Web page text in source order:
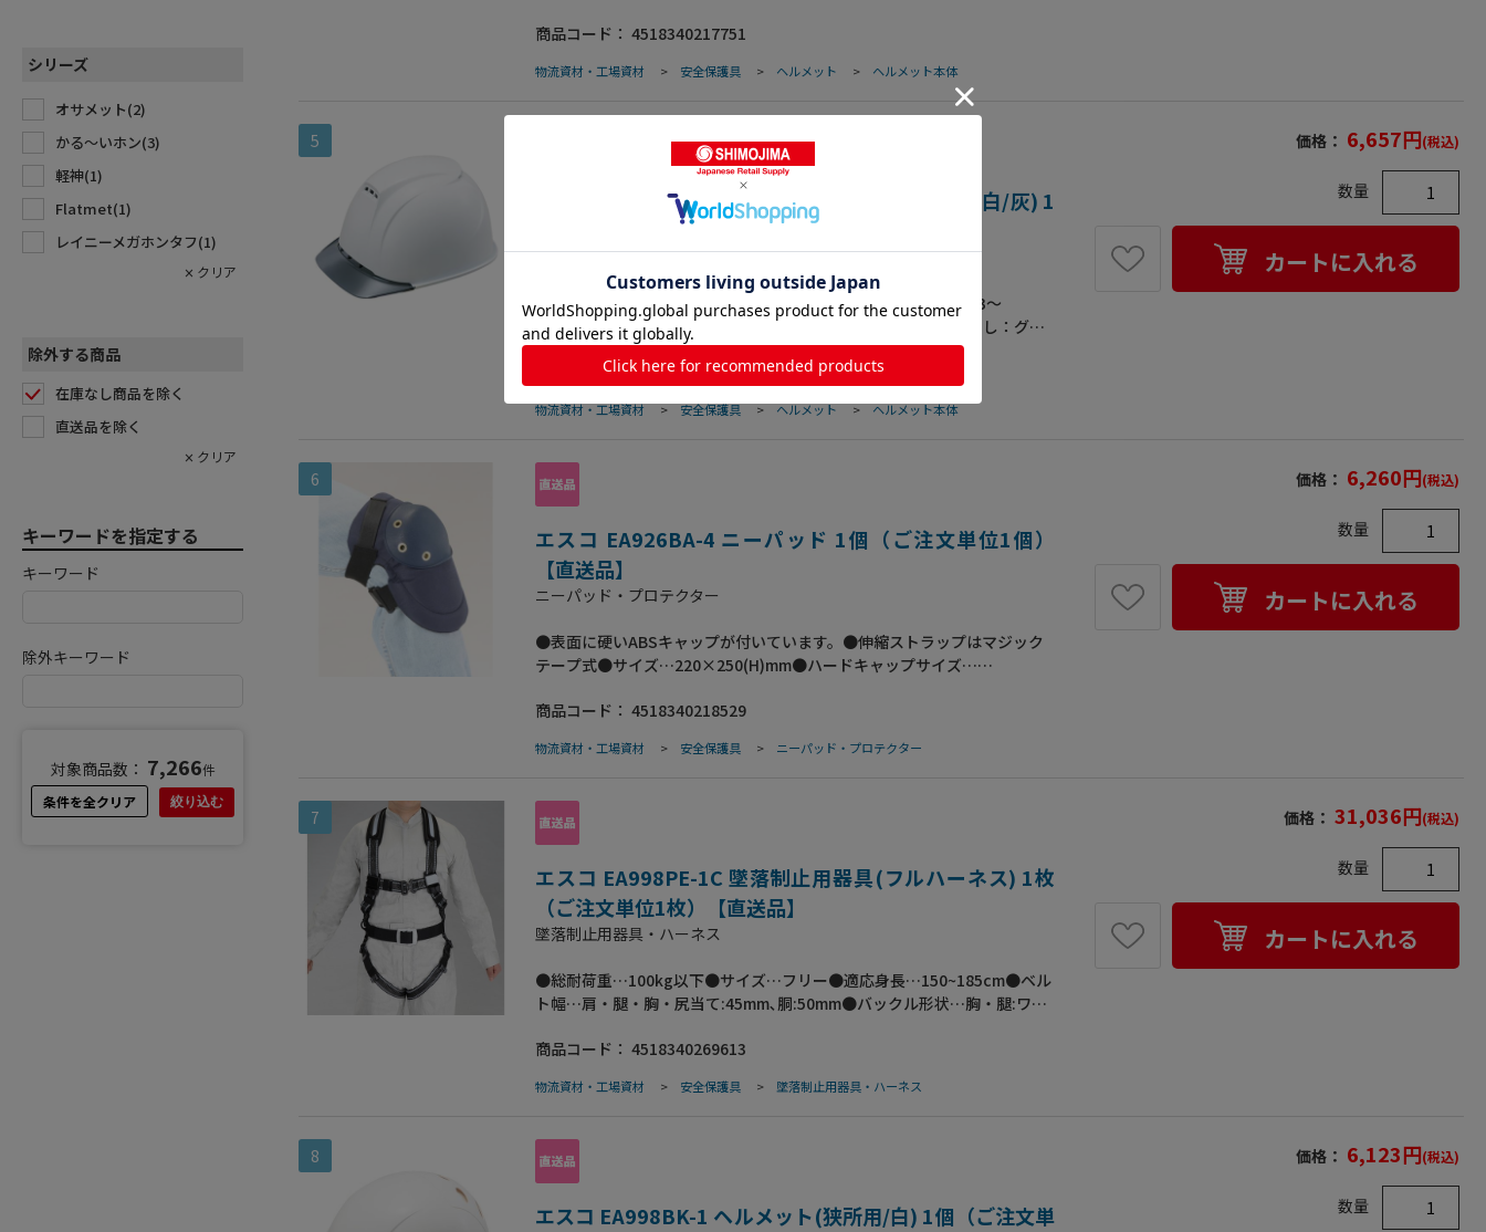
シリーズ
オサメット(2)
かる～いホン(3)
軽神(1)
Flatmet(1)
レイニーメガホンタフ(1)
除外する商品
在庫なし商品を除く
直送品を除く
キーワードを指定する
キーワード
除外キーワード
対象商品数： 7,266件
条件を全クリア
絞り込む
も・耳ひも付●発泡スチロール製の衝撃吸収ライナーがないヘルメットで
性が向上●発泡スチロール製の衝撃吸収ライナーと同等以上の性能を持つ
「ブロックライナー」搭載●内装交換がラクラク、新開発「サムリリース
を取り外せます。●「絶縁保護具等の定期自主検査」時にも便利●透明ひ
さし＋溝付きのスタイリッシュなデザイン●透明ひさしはクリア＆ワイド
な視界を確保します。●上向きの作業や天井高の低い作業などに力を発揮
します。また、紫外線もカットする目に優しい構造です。●透明ひさしと
費用別途必要）●ヘルメットマーク入れの見積り依頼書を添付していま
す。(2023/8/79025)
商品コード： 4518340217751
物流資材・工場資材 > 安全保護具 > ヘルメット > ヘルメット本体
5
エスコ EA998BJ-2 ヘルメット(遮熱・通気孔付・白/灰) 1
個（ご注文単位1個）【直送品】
ヘルメット本体
シリーズ…エアライト●商品名…飛翔スペシャル●頭サイズ…53～
63cm●重量…435g●カラー…本体：ホワイト（遮熱加工）ひさし：グレ
ー●材質…本体：ABSひさし：ポリカーボネート●厚生労働省保護帽検定
合格品●飛来・落下物、墜落時保護用●あごひも・耳ひも付●発泡スチロ
ール製の衝撃吸収ライナーがないヘルメットで墜落時保護用の検定を取得
●ヘルメット内部に空間が広がり、さらに通気性が向上●二重構造で雨水
ガードします。●発泡スチロール製の衝撃吸収ライナーと同等以上のブロ
ックライナーで、ヘルメット内部に空間が広がり通気性が向上しました。
頭部の熱・湿気も排出するため、蒸れにくくなっています。●直射日光を
反射し、ヘルメット内の温度上昇を抑制する「遮熱加工」を施したヘルメ
ットです。●エアライト＋遮熱加工で熱中症対策に最適です。●建設業労
働災害防止協会推奨品●10個以上の注文でネーム入れができます。（ネー
ム入れ費用別途必要）●ヘルメットマーク入れの見積り依頼書を添付して
商品コード：4518340217768
物流資材・工場資材>安全保護具>ヘルメット>ヘルメット本体
価格： 6,657円(税込)
数量
カートに入れる
6
エスコ EA926BA-4 ニーパッド 1個（ご注文単位1個）
【直送品】
ニーパッド・プロテクター
●表面に硬いABSキャップが付いています。●伸縮ストラップはマジック
テープ式●サイズ…220×250(H)mm●ハードキャップサイズ…
包重量215g
商品コード： 4518340218529
物流資材・工場資材 > 安全保護具 > ニーパッド・プロテクター
価格： 6,260円(税込)
数量
カートに入れる
7
エスコ EA998PE-1C 墜落制止用器具(フルハーネス) 1枚
（ご注文単位1枚）【直送品】
墜落制止用器具・ハーネス
●総耐荷重…100kg以下●サイズ…フリー●適応身長…150~185cm●ベル
ト幅…肩・腿・胸・尻当て:45mm､胴:50mm●バックル形状…胸・腿:ワン
ニウムD環:アルミニウムJIS7075背中プレート:ポリエチレン樹脂フックハ
てると､ハーネスが反射します｡●左右のフックハンガー部分に名札を入れ
ッチバックル｡逆向きでは挿せない安全設計です｡●ベルトは黒色､両側に反
射糸を合計4本付けて視認性をアップしています｡●墜落時､お尻に受ける衝
撃荷重を分散する尻当てベルト｡●軽さと動きやすさを兼ね備えたモデルで
す｡●フルハーネス本体のみ●アルミバックル作業ベルト付●100kgまで対
商品コード： 4518340269613
物流資材・工場資材 > 安全保護具 > 墜落制止用器具・ハーネス
価格： 31,036円(税込)
数量
カートに入れる
8
エスコ EA998BK-1 ヘルメット(狭所用/白) 1個（ご注文単
価格： 6,123円(税込)
数量